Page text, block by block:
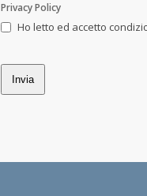
Privacy Policy
Ho letto ed accetto
Invia
essere